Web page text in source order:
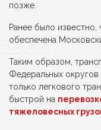
позже.
Ранее было
обеспечена
Таким образом,
Федеральных
только легкового
быстрой на
тяжеловесных